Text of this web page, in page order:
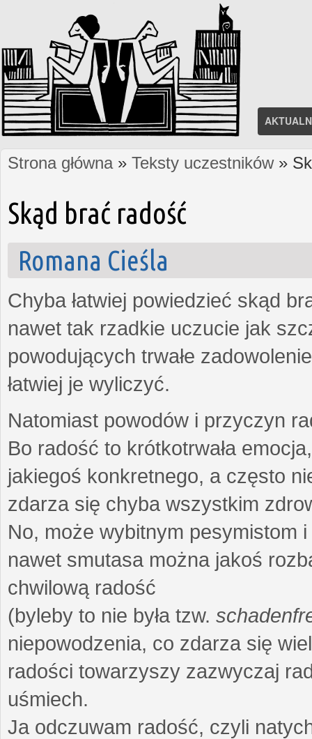
Jesteś tutaj
Strona główna» Teksty uczestników»
Skąd brać radość
Romana Cieśla
Chyba łatwiej powiedzieć skąd
nawet tak rzadkie uczucie jak
powodujących trwałe
łatwiej je wyliczyć.
Natomiast powodów i przyczyn
Bo radość to krótkotrwała
jakiegoś konkretnego, a często
zdarza się chyba wszystkim
No, może wybitnym pesymistom
nawet smutasa można jakoś
chwilową radość
(byleby to nie była tzw.
niepowodzenia, co zdarza się
radości towarzyszy zazwyczaj
uśmiech.
Ja odczuwam radość, czyli